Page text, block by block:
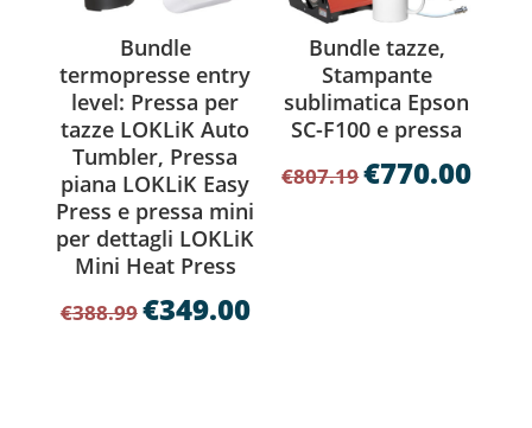
Bundle
termopresse entry
level: Pressa per
tazze LOKLiK Auto
Tumbler, Pressa
piana LOKLiK Easy
Press e pressa mini
per dettagli LOKLiK
Mini Heat Press
€388.99 Il
€349.00Il
Bundle tazze,
Stampante
sublimatica Epson
SC-F100 e pressa
€807.19 Il
€770.00Il